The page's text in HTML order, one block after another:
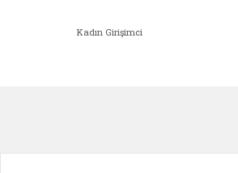
Kadın Girişimci